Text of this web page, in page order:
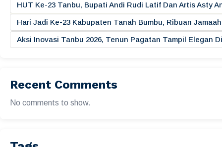
HUT Ke-23 Tanbu, Bupati Andi Rudi Latif Dan Artis Asty
Hari Jadi Ke-23 Kabupaten Tanah Bumbu, Ribuan
Aksi Inovasi Tanbu 2026, Tenun Pagatan Tampil Elegan
Recent Comments
No comments to show.